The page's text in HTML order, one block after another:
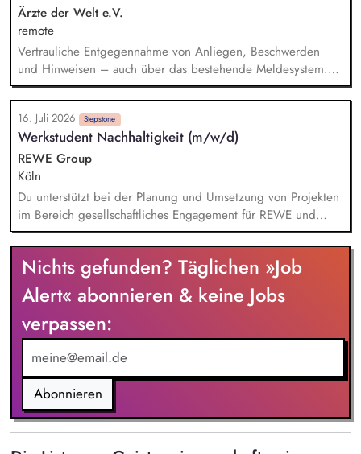
Privatspendenfundraisings, regelmäßige Kommunikation mit
und das Gewinnen von (neuen) Spender*innen, Organisation
und Begleitung der etwa jährlich stattfindenden
Dialogseminare.
Ärzte der Welt e.V.
remote
Vertrauliche Entgegennahme von Anliegen, Beschwerden
und Hinweisen – auch über das bestehende Meldesystem.
Vermittlung bei Konflikten und Unterstützung bei
Klärungsprozessen. Konzeption und Durchführung von
Schulungen und Sensibilisierungsformaten. Mitwirkung an der
Weiterentwicklung von Leitlinien, Verhaltenskodizes und dem
Meldesystem. Förderung einer offenen Feedback- und
Beschwerdekultur innerhalb der Organisation.
16. Juli 2026 Stepstone
Werkstudent Nachhaltigkeit (m/w/d)
REWE Group
Köln
Du unterstützt bei der Planung und Umsetzung von Projekten
im Bereich gesellschaftliches Engagement für REWE und
Penny sowie bei Klima- und Innovationsthemen. Du arbeitest
aktiv bei der internen und externen Kommunikation zu
unseren Projekten mit. Du erstellst Analysen, Präsentationen
und Entscheidungsvorlagen und bringst deine Ideen in die
Weiterentwicklung unserer Nachhaltigkeitsaktivitäten ein. Du
übernimmst Eigenverantwortung für Teilprojekte und
definierte Aufgabenbereiche sowie alltägliche Aufgaben im
Team.
Nichts gefunden? Täglichen »Job
Alert« abonnieren & keine Jobs
verpassen:
Abonnieren